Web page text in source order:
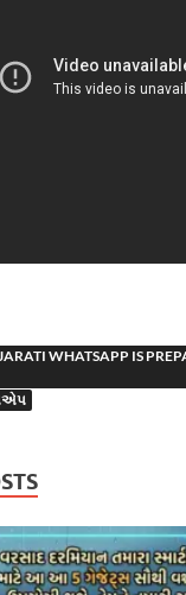
WHATSAPP IS